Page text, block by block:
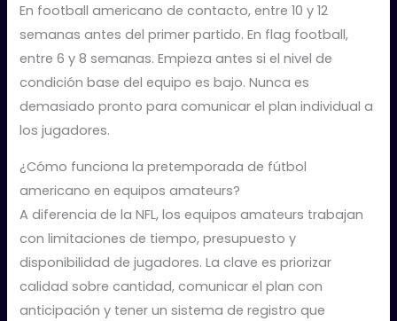
En football americano de contacto, entre 10 y 12
semanas antes del primer partido. En flag football,
entre 6 y 8 semanas. Empieza antes si el nivel de
condición base del equipo es bajo. Nunca es
demasiado pronto para comunicar el plan individual a
los jugadores.
¿Cómo funciona la pretemporada de fútbol
americano en equipos amateurs?
A diferencia de la NFL, los equipos amateurs trabajan
con limitaciones de tiempo, presupuesto y
disponibilidad de jugadores. La clave es priorizar
calidad sobre cantidad, comunicar el plan con
anticipación y tener un sistema de registro que